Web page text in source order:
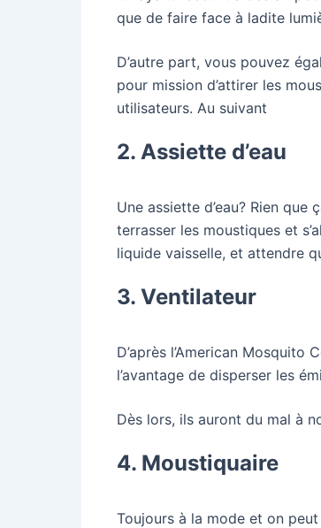
que de faire face à ladite
D’autre part, vous pouvez
pour mission d’attirer les
utilisateurs. Au suivant
2. Assiette d’eau
Une assiette d’eau? Rien
terrasser les moustiques et
liquide vaisselle, et attendre
3. Ventilateur
D’après l’American
l’avantage de disperser les
Dès lors, ils auront du mal à
4. Moustiquaire
Toujours à la mode et on